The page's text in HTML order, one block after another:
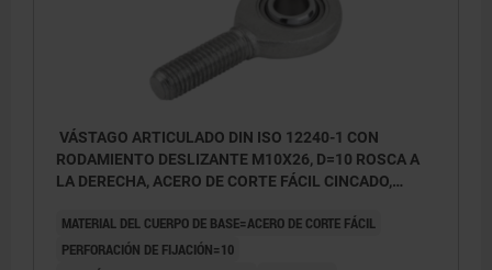
VÁSTAGO ARTICULADO DIN ISO 12240-1 CON
RODAMIENTO DESLIZANTE M10X26, D=10 ROSCA A
LA DERECHA, ACERO DE CORTE FÁCIL CINCADO,
MATERIAL DEL CUERPO DE BASE=ACERO DE CORTE FÁCIL
PERFORACIÓN DE FIJACIÓN=10